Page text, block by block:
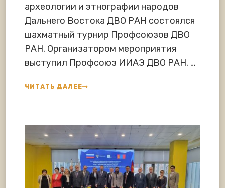
археологии и этнографии народов
Дальнего Востока ДВО РАН состоялся
шахматный турнир Профсоюзов ДВО
РАН. Организатором мероприятия
выступил Профсоюз ИИАЭ ДВО РАН. …
ЧИТАТЬ ДАЛЕЕ